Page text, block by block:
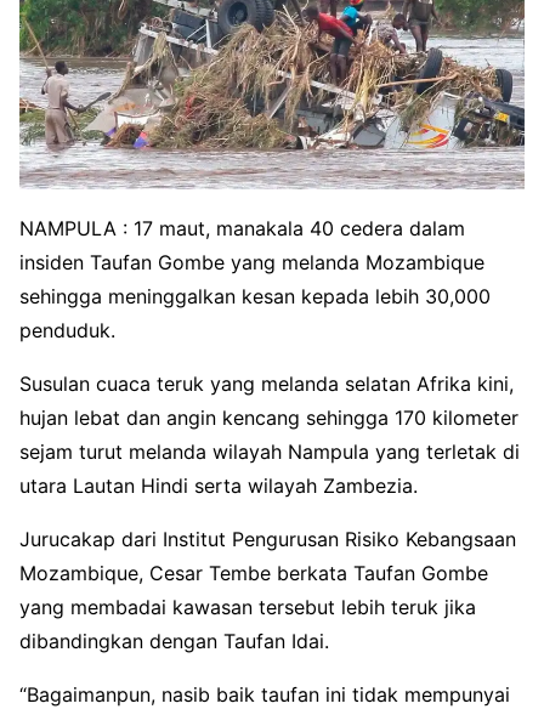
NAMPULA : 17 maut, manakala 40 cedera dalam
insiden Taufan Gombe yang melanda Mozambique
sehingga meninggalkan kesan kepada lebih 30,000
penduduk.
Susulan cuaca teruk yang melanda selatan Afrika kini,
hujan lebat dan angin kencang sehingga 170 kilometer
sejam turut melanda wilayah Nampula yang terletak di
utara Lautan Hindi serta wilayah Zambezia.
Jurucakap dari Institut Pengurusan Risiko Kebangsaan
Mozambique, Cesar Tembe berkata Taufan Gombe
yang membadai kawasan tersebut lebih teruk jika
dibandingkan dengan Taufan Idai.
“Bagaimanpun, nasib baik taufan ini tidak mempunyai